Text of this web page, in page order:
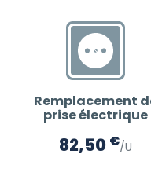
Remplacement
prise électrique
82,50 €/U